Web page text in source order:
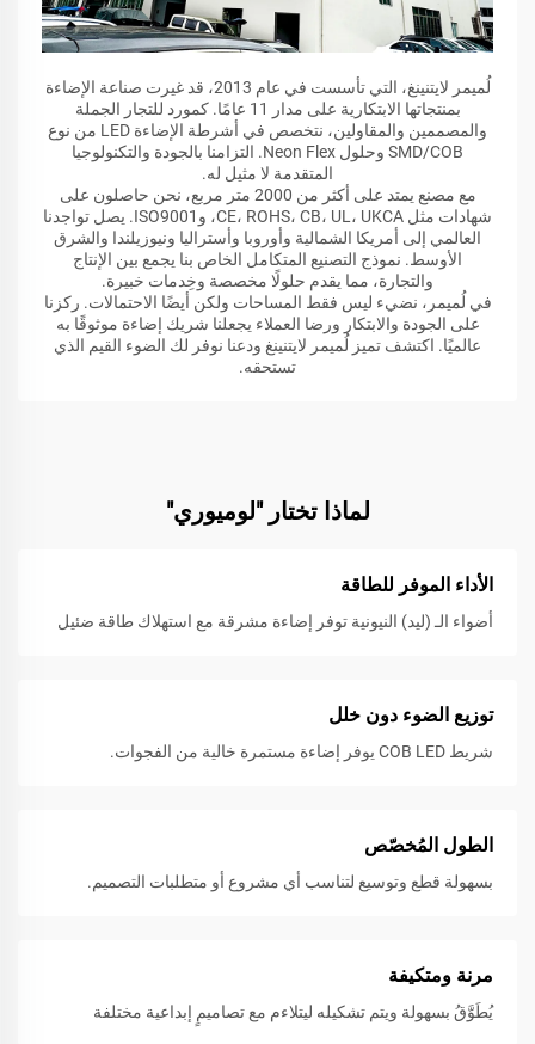
لُميمر لايتنينغ، التي تأسست في عام 2013، قد غيرت صناعة الإضاءة
بمنتجاتها الابتكارية على مدار 11 عامًا. كمورد للتجار الجملة
والمصممين والمقاولين، نتخصص في أشرطة الإضاءة LED من نوع
SMD/COB وحلول Neon Flex. التزامنا بالجودة والتكنولوجيا
المتقدمة لا مثيل له.
مع مصنع يمتد على أكثر من 2000 متر مربع، نحن حاصلون على
شهادات مثل CE، ROHS، CB، UL، UKCA، وISO9001. يصل تواجدنا
العالمي إلى أمريكا الشمالية وأوروبا وأستراليا ونيوزيلندا والشرق
الأوسط. نموذج التصنيع المتكامل الخاص بنا يجمع بين الإنتاج
والتجارة، مما يقدم حلولًا مخصصة وخِدمات خبيرة.
في لُميمر، نضيء ليس فقط المساحات ولكن أيضًا الاحتمالات. ركزنا
على الجودة والابتكار ورضا العملاء يجعلنا شريك إضاءة موثوقًا به
عالميًا. اكتشف تميز لُميمر لايتنينغ ودعنا نوفر لك الضوء القيم الذي
تستحقه.
لماذا تختار "لوميوري"
الأداء الموفر للطاقة
أضواء الـ (ليد) النيونية توفر إضاءة مشرقة مع استهلاك طاقة ضئيل
توزيع الضوء دون خلل
شريط COB LED يوفر إضاءة مستمرة خالية من الفجوات.
الطول المُخصّص
بسهولة قطع وتوسيع لتناسب أي مشروع أو متطلبات التصميم.
مرنة ومتكيفة
يُطَوَّقُ بسهولة ويتم تشكيله ليتلاءم مع تصاميمٍ إبداعية مختلفة